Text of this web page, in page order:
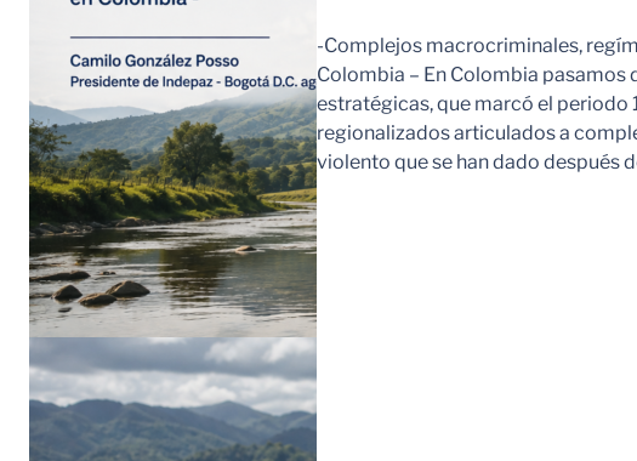
-Complejos macrocriminales,
Colombia – En Colombia
estratégicas, que marcó el
regionalizados articulados a
violento que se han dado después